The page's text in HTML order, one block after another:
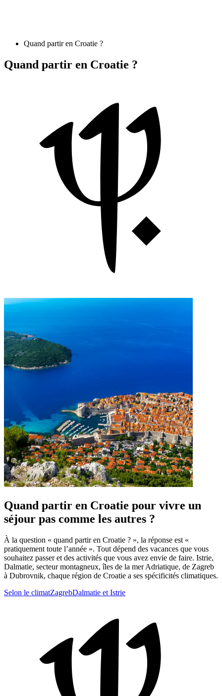
Quand partir en Croatie ?
Quand partir en Croatie ?
Quand partir en Croatie pour vivre un
séjour pas comme les autres ?
À la question « quand partir en Croatie ? », la réponse est «
pratiquement toute l’année ». Tout dépend des vacances que vous
souhaitez passer et des activités que vous avez envie de faire. Istrie,
Dalmatie, secteur montagneux, îles de la mer Adriatique, de Zagreb
à Dubrovnik, chaque région de Croatie a ses spécificités climatiques.
Selon le climatZagrebDalmatie et Istrie